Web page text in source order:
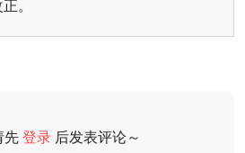
。
先登录 后发表评论～